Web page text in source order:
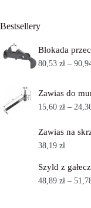
Bestsellery
Blokada
80,53zł –
Zawias do
15,60zł –
Zawias na
38,19zł
Szyld z
48,89zł –